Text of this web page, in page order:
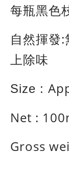
每瓶黑色
自然揮發
上除味
Size :
Net :
Gross